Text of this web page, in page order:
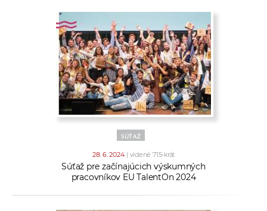
SÚŤAŽ
28. 6. 2024 | videné 715-krát
Súťaž pre začínajúcich výskumných
pracovníkov EU TalentOn 2024